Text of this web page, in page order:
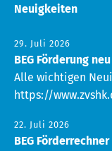
Neuigkeiten
29. Juli 2026
BEG Förderung
Alle wichtigen
https://
22. Juli 2026
BEG Förderrechner